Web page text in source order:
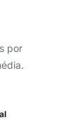
por